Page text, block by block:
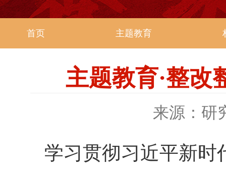
首页 主题教育
主题教育·整改
来源：研
学习贯彻习近平新时